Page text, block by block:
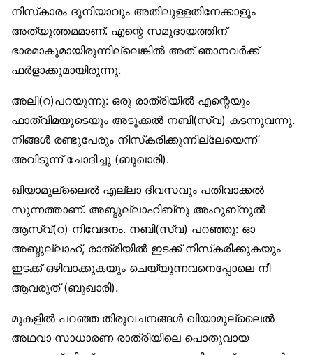
നിസ്‌കാരം ദുനിയാവും അതിലുള്ളതിനേക്കാളും
അത്യുത്തമമാണ്. എന്റെ സമുദായത്തിന്
ഭാരമാകുമായിരുന്നില്ലെങ്കില്‍ അത് ഞാനവര്‍ക്ക്
ഫര്‍ളാക്കുമായിരുന്നു.
അലി(റ)പറയുന്നു: ഒരു രാത്രിയില്‍ എന്റെയും
ഫാത്വിമയുടെയും അടുക്കല്‍ നബി(സ്വ) കടന്നുവന്നു.
നിങ്ങള്‍ രണ്ടുപേരും നിസ്‌കരിക്കുന്നില്ലേയെന്ന്
അവിടുന്ന് ചോദിച്ചു (ബുഖാരി).
ഖിയാമുല്ലൈല്‍ എല്ലാ ദിവസവും പതിവാക്കല്‍
സുന്നത്താണ്. അബ്ദുല്ലാഹിബ്‌നു അംറുബ്‌നുല്‍
ആസ്വ്(റ) നിവേദനം. നബി(സ്വ) പറഞ്ഞു: ഓ
അബ്ദുല്ലാഹ്, രാത്രിയില്‍ ഇടക്ക് നിസ്‌കരിക്കുകയും
ഇടക്ക് ഒഴിവാക്കുകയും ചെയ്യുന്നവനെപ്പോലെ നീ
ആവരുത് (ബുഖാരി).
മുകളില്‍ പറഞ്ഞ തിരുവചനങ്ങള്‍ ഖിയാമുല്ലൈല്‍
അഥവാ സാധാരണ രാത്രിയിലെ പൊതുവായ